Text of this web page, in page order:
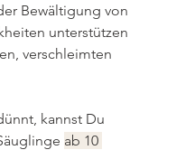
Bewältigung von
unterstützen
verschleimten
kannst Du
ab 10